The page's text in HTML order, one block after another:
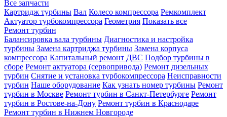
Все запчасти
Картридж турбины Вал Колесо компрессора Ремкомплект
Актуатор турбокомпрессора Геометрия Показать все
Ремонт турбин
Балансировка вала турбины Диагностика и настройка
турбины Замена картриджа турбины Замена корпуса
компрессора Капитальный ремонт ДВС Подбор турбины в
сборе Ремонт актуатора (сервопривода) Ремонт дизельных
турбин Снятие и установка турбокомпрессора Неисправности
турбин Наше оборудование Как узнать номер турбины Ремонт
турбин в Москве Ремонт турбин в Санкт-Петербурге Ремонт
турбин в Ростове-на-Дону Ремонт турбин в Краснодаре
Ремонт турбин в Нижнем Новгороде